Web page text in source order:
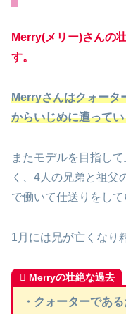
Merry(メリー)さんの
す。
Merryさんはクォータ
からいじめに遭って
またモデルを目指し
く、4人の兄弟と祖父
で働いて仕送りをして
1月には兄が亡くなり
Merryの壮絶な過去
・クォーターであ